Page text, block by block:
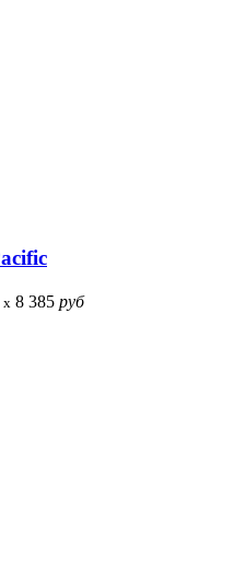
x 8 385 руб